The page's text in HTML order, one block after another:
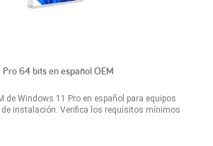
Pro 64 bits en español OEM
de Windows 11 Pro en español para equipos
de instalación. Verifica los requisitos mínimos